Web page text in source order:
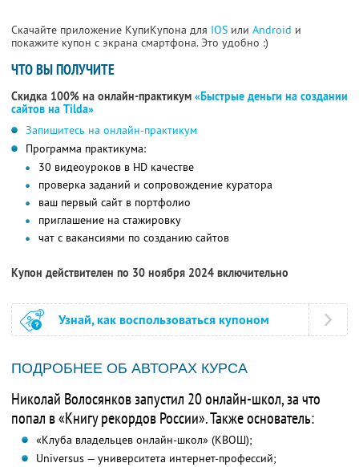
Скачайте приложение КупиКупона для IOS или Android и
покажите купон с экрана смартфона. Это удобно :)
ЧТО ВЫ ПОЛУЧИТЕ
Скидка 100% на онлайн-практикум «Быстрые деньги на создании
сайтов на Tilda»
Запишитесь на онлайн-практикум
Программа практикума:
30 видеоуроков в HD качестве
проверка заданий и сопровождение куратора
ваш первый сайт в портфолио
приглашение на стажировку
чат с вакансиями по созданию сайтов
Купон действителен по 30 ноября 2024 включительно
Узнай, как воспользоваться купоном
ПОДРОБНЕЕ ОБ АВТОРАХ КУРСА
Николай Волосянков запустил 20 онлайн-школ, за что
попал в «Книгу рекордов России». Также основатель:
«Клуба владельцев онлайн-школ» (КВОШ);
Universus — университета интернет-профессий;